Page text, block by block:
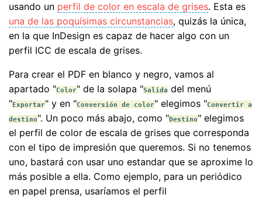
usando un perfil de color en escala de grises. Esta es
una de las poquísimas circunstancias, quizás la única,
en la que InDesign es capaz de hacer algo con un
perfil ICC de escala de grises.
Para crear el PDF en blanco y negro, vamos al
apartado "Color" de la solapa "Salida del menú
"Exportar" y en "Conversión de color" elegimos "Convertir a
destino". Un poco más abajo, como "Destino" elegimos
el perfil de color de escala de grises que corresponda
con el tipo de impresión que queremos. Si no tenemos
uno, bastará con usar uno estandar que se aproxime lo
más posible a ella. Como ejemplo, para un periódico
en papel prensa, usaríamos el perfil